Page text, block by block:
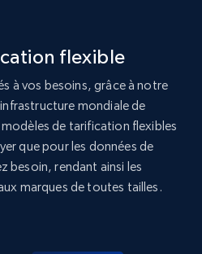
Description, Initial
Commencer
dataset - Collects
Reviews count, and
flexible
à vos besoins, grâce à notre
mondiale de
de tarification flexibles
que pour les données de
besoin, rendant ainsi les
marques de toutes tailles.